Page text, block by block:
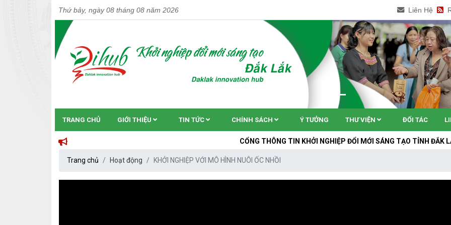
Thứ bảy, ngày 08 tháng 08 năm 2026 Liên Hệ
TRANG CHỦ GIỚI THIỆU TIN TỨC CHÍNH SÁCH Ý TƯỞNG THƯ VIỆN ĐỐI TÁC
CỔNG THÔNG TIN KHỞI NGHIỆP ĐỔI MỚI SÁNG TẠO TỈNH ĐẮK LẮK
Trang chủ Hoạt động KHỞI NGHIỆP VỚI MÔ HÌNH NUÔI ỐC NHỒI